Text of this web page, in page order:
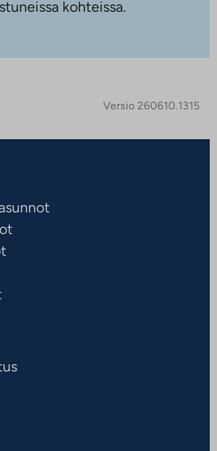
kohteissa.
Versio 260610.1315